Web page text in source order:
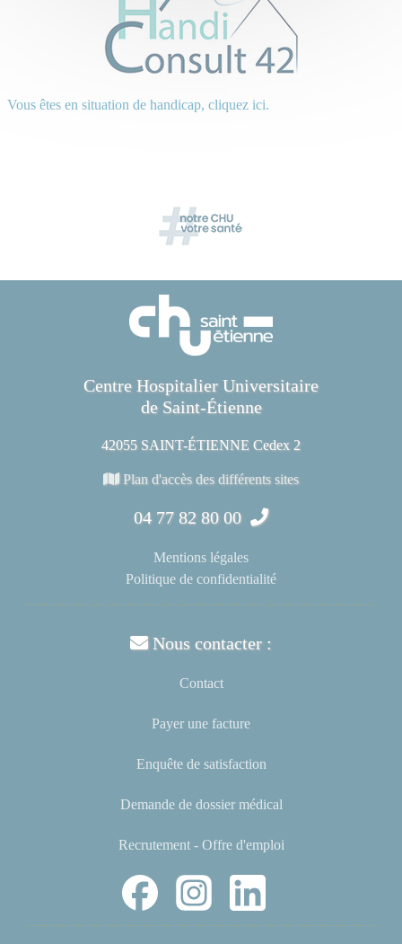
Vous êtes en situation de handicap, cliquez ici.
Centre Hospitalier Universitaire
de Saint-Étienne
42055 SAINT-ÉTIENNE Cedex 2
Plan d'accès des différents sites
04 77 82 80 00
Mentions légales
Politique de confidentialité
Nous contacter :
Contact
Payer une facture
Enquête de satisfaction
Demande de dossier médical
Recrutement - Offre d'emploi